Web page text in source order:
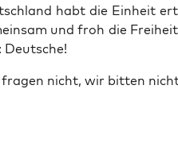
habt die Ein­heit
und froh die
Deutsche!
nicht, wir bit­ten